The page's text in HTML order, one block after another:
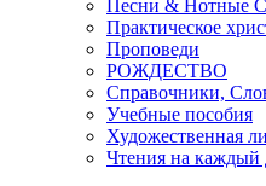
Песни & Нотные
Практическое
Проповеди
РОЖДЕСТВО
Справочники,
Учебные пособия
Художественная
Чтения на каждый